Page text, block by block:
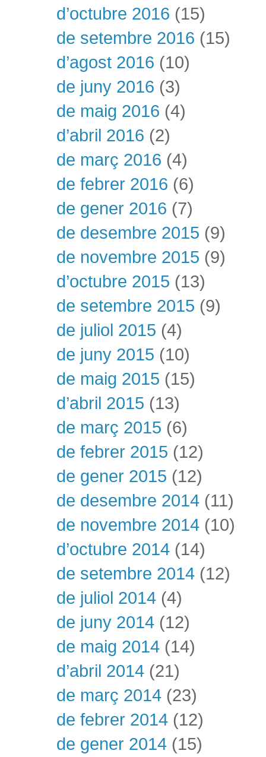
d’octubre 2016 (15)
de setembre 2016 (15)
d’agost 2016 (10)
de juny 2016 (3)
de maig 2016 (4)
d’abril 2016 (2)
de març 2016 (4)
de febrer 2016 (6)
de gener 2016 (7)
de desembre 2015 (9)
de novembre 2015 (9)
d’octubre 2015 (13)
de setembre 2015 (9)
de juliol 2015 (4)
de juny 2015 (10)
de maig 2015 (15)
d’abril 2015 (13)
de març 2015 (6)
de febrer 2015 (12)
de gener 2015 (12)
de desembre 2014 (11)
de novembre 2014 (10)
d’octubre 2014 (14)
de setembre 2014 (12)
de juliol 2014 (4)
de juny 2014 (12)
de maig 2014 (14)
d’abril 2014 (21)
de març 2014 (23)
de febrer 2014 (12)
de gener 2014 (15)